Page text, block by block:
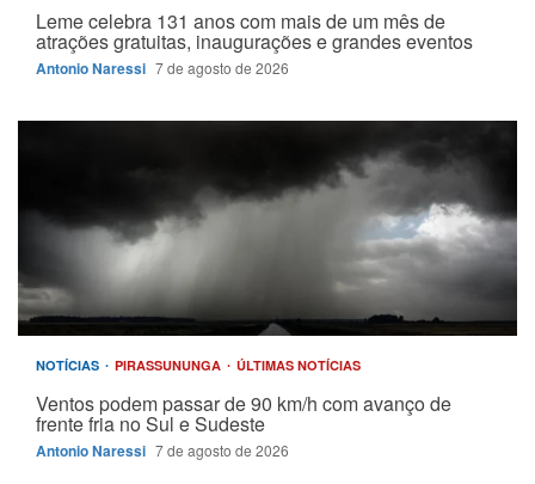
Leme celebra 131 anos com mais de um mês de
atrações gratuitas, inaugurações e grandes eventos
Antonio Naressi 7 de agosto de 2026
NOTÍCIAS PIRASSUNUNGA ÚLTIMAS NOTÍCIAS
Ventos podem passar de 90 km/h com avanço de
frente fria no Sul e Sudeste
Antonio Naressi 7 de agosto de 2026